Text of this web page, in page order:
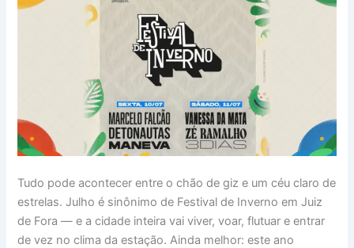
Tudo pode acontecer entre o chão de giz e um céu claro de
estrelas. Julho é sinônimo de Festival de Inverno em Juiz
de Fora — e a cidade inteira vai viver, voar, flutuar e entrar
de vez no clima da estação. Ainda melhor: este ano